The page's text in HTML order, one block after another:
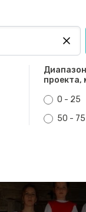
проекта,
0 - 25
50 - 75